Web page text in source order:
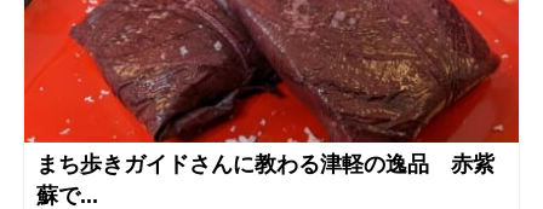
まち歩きガイドさんに教わる津軽の逸品 赤紫
蘇で...